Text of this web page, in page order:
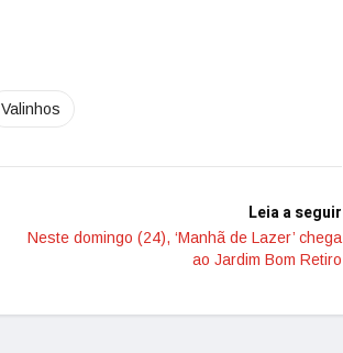
Valinhos
Leia a seguir
Neste domingo (24), ‘Manhã de Lazer’ chega
ao Jardim Bom Retiro